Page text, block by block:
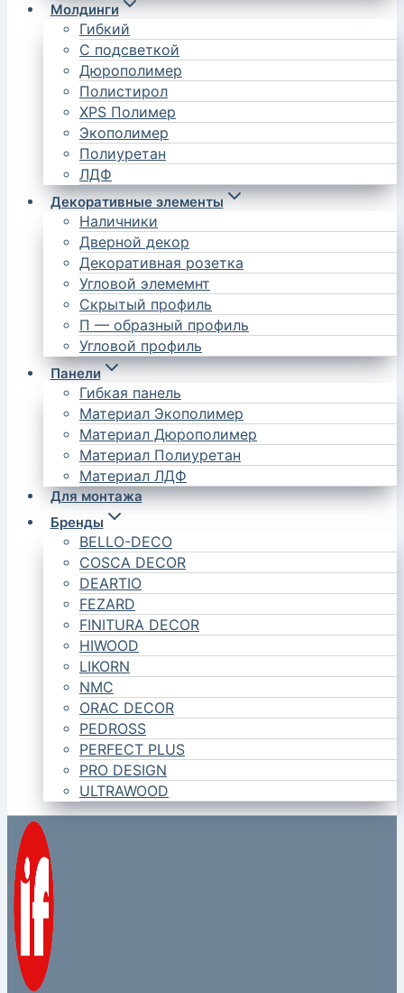
Молдинги
Гибкий
С подсветкой
Дюрополимер
Полистирол
XPS Полимер
Экополимер
Полиуретан
ЛДФ
Декоративные элементы
Наличники
Дверной декор
Декоративная розетка
Угловой элемемнт
Скрытый профиль
П — образный профиль
Угловой профиль
Панели
Гибкая панель
Материал Экополимер
Материал Дюрополимер
Материал Полиуретан
Материал ЛДФ
Для монтажа
Бренды
BELLO-DECO
COSCA DECOR
DEARTIO
FEZARD
FINITURA DECOR
HIWOOD
LIKORN
NMC
ORAC DECOR
PEDROSS
PERFECT PLUS
PRO DESIGN
ULTRAWOOD